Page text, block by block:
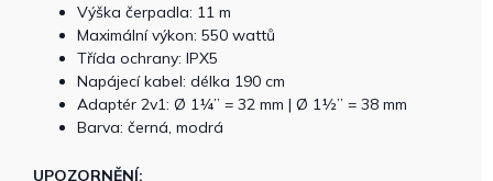
Výška čerpadla: 11 m
Maximální výkon: 550 wattů
Třída ochrany: IPX5
Napájecí kabel: délka 190 cm
Adaptér 2v1: Ø 1¼” = 32 mm | Ø 1½” = 38 mm
Barva: černá, modrá
UPOZORNĚNÍ: